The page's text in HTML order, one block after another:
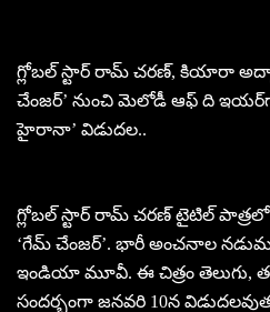
గ్లోబ‌ల్ స్టార్ రామ్ చ‌ర‌ణ్‌, కియారా
చేంజర్’ నుంచి మెలోడీ ఆఫ్ ది
హైరానా’ విడుద‌ల‌..
గ్లోబ‌ల్ స్టార్ రామ్ చ‌ర‌ణ్ టైటిల్ పాత్ర‌లో
‘గేమ్ చేంజర్’. భారీ అంచ‌నాల న‌డుమ
ఇండియా మూవీ. ఈ చిత్రం తెలుగు,
సంద‌ర్భంగా జ‌న‌వ‌రి 10న